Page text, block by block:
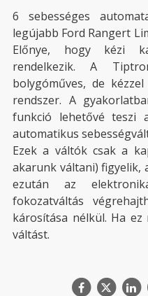
6 sebességes
legújabb Ford Rangert
Előnye, hogy kézi
rendelkezik. A
bolygóműves, de
rendszer. A
funkció lehetővé teszi
automatikus
Ezek a váltók csak a
akarunk váltani) figyelik,
ezután az
fokozatváltás
károsítása nélkül. Ha
váltást.